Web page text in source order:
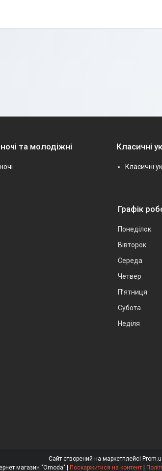
та молодіжні Класичні
Класичні
Графік
Понеділок
Вівторок
Середа
Четвер
Пʼятниця
Субота
Неділя
Сайт створений на маркетплейсі
Поскаржитися на контент